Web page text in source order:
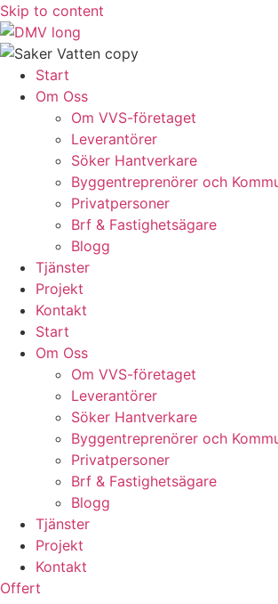
Skip to content
Start
Om Oss
Om VVS-företaget
Leverantörer
Söker Hantverkare
Byggentreprenörer och
Privatpersoner
Brf & Fastighetsägare
Blogg
Tjänster
Projekt
Kontakt
Start
Om Oss
Om VVS-företaget
Leverantörer
Söker Hantverkare
Byggentreprenörer och
Privatpersoner
Brf & Fastighetsägare
Blogg
Tjänster
Projekt
Kontakt
Offert